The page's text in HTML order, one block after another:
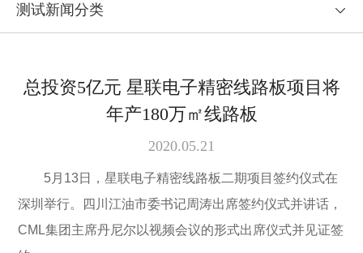
测试新闻分类
总投资5亿元 星联电子精密线路板项目将
年产180万㎡线路板
2020.05.21
5月13日，星联电子精密线路板二期项目签约仪式在
深圳举行。四川江油市委书记周涛出席签约仪式并讲话，
CML集团主席丹尼尔以视频会议的形式出席仪式并见证签